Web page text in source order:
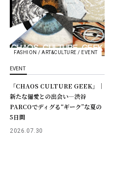
FASHION / ART&CULTURE / EVENT
EVENT
「CHAOS CULTURE GEEK」｜
新たな偏愛との出会い―渋谷
PARCOでディグる“ギーク”な夏の
5日間
2026.07.30